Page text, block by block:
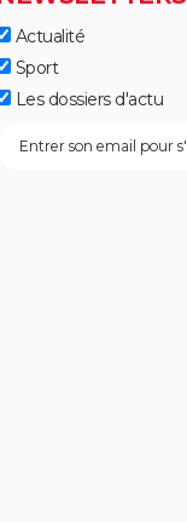
Actualité
Sport
Les dossiers d'actu